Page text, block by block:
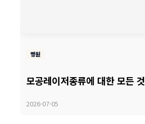
병원
모공레이저종류에 대한 모든 것
2026-07-05